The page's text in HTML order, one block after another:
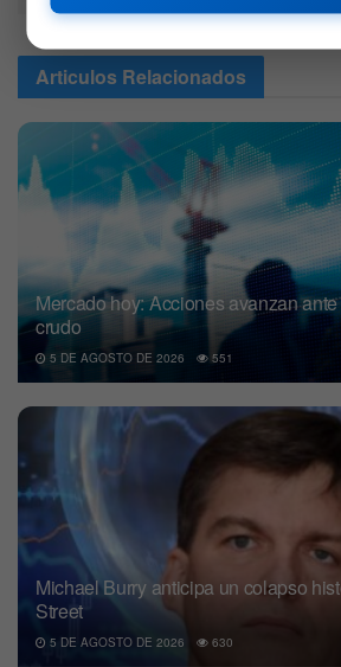
Articulos Relacionados
Mercado hoy: Acciones avanzan
crudo
5 DE AGOSTO DE 2026 551
Michael Burry anticipa un colapso
Street
5 DE AGOSTO DE 2026 630